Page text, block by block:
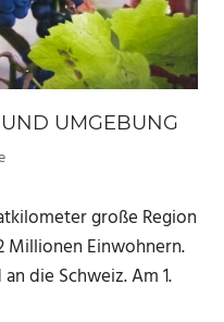
UMGEBUNG
große Region
Millionen Einwohnern.
die Schweiz. Am 1.